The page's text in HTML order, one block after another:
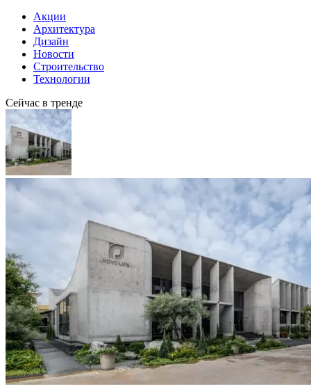
Акции
Архитектура
Дизайн
Новости
Строительство
Технологии
Сейчас в тренде